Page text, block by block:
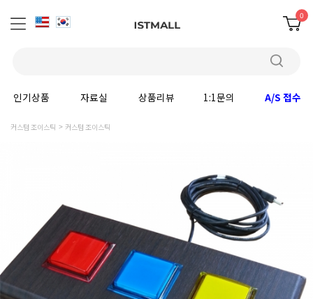
0
인기상품 자료실 상품리뷰 1:1문의 A/S 접수
커스텀 조이스틱 커스텀 조이스틱